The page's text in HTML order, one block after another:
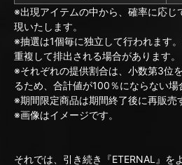
※出現アイテムの中から、確率に応じ
現いたします。
※抽選は1個毎に独立して行われます
重複して排出される場合があります。
※それぞれの提供割合は、小数第3位
るため、合計値が100％にならない場
※期間限定商品は期間終了後に再販売
※画像はイメージです。
それでは、引き続き『ETERNAL』を